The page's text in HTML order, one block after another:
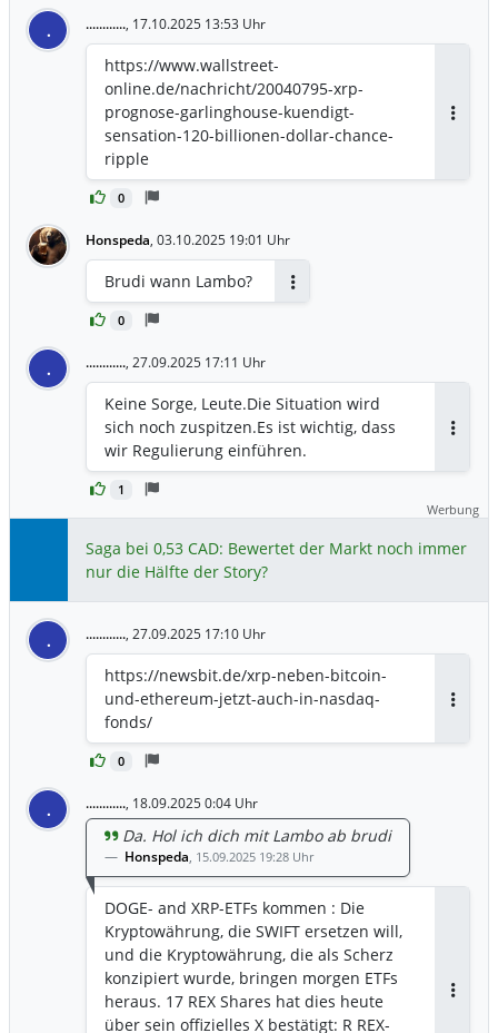
. ............, 17.10.2025 13:53 Uhr
0
https://www.wallstreet-
online.de/nachricht/20040795-xrp-
prognose-garlinghouse-kuendigt-
sensation-120-billionen-dollar-chance-
ripple
Honspeda, 03.10.2025 19:01 Uhr
0
Brudi wann Lambo?
. ............, 27.09.2025 17:11 Uhr
1
Keine Sorge, Leute.Die Situation wird
sich noch zuspitzen.Es ist wichtig, dass
wir Regulierung einführen.
Werbung
Saga bei 0,53 CAD: Bewertet der Markt noch immer
nur die Hälfte der Story?
. ............, 27.09.2025 17:10 Uhr
0
https://newsbit.de/xrp-neben-bitcoin-
und-ethereum-jetzt-auch-in-nasdaq-
fonds/
. ............, 18.09.2025 0:04 Uhr
Da. Hol ich dich mit Lambo ab brudi
Honspeda, 15.09.2025 19:28 Uhr
DOGE- and XRP-ETFs kommen : Die
Kryptowährung, die SWIFT ersetzen will,
und die Kryptowährung, die als Scherz
konzipiert wurde, bringen morgen ETFs
heraus. 17 REX Shares hat dies heute
über sein offizielles X bestätigt: R REX-